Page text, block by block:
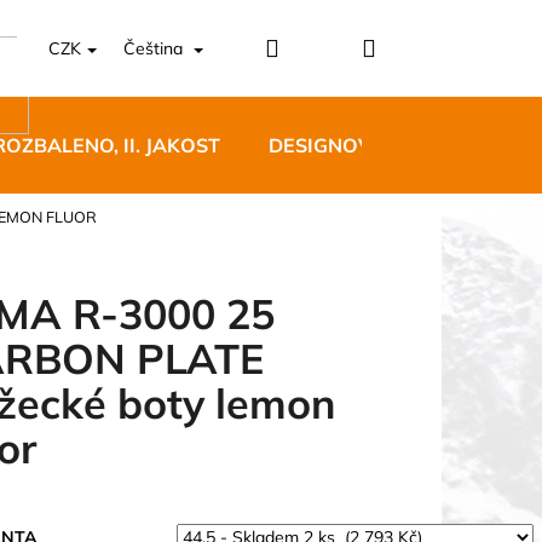
CZK Čeština PřihlášeníNákupní
II. JAKOST DESIGNOVÝ NÁBYTEK
FLUOR
R-3000 25
PLATE
boty lemon
BĚŽECKÉ TRAILOVÉ